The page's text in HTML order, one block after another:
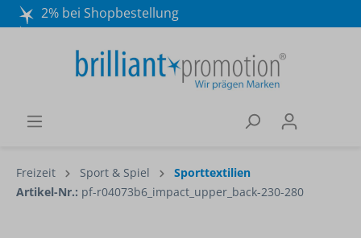
2% bei Shopbestellung
Wir beraten Sie gerne:
040 / 570 18 25 70
Freizeit Sport & Spiel
Sporttextilien
Artikel-Nr.: pf-r04073b6_impact_upper_back-230-280